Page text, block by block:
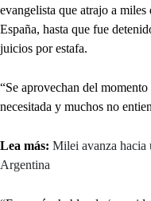
evangelista que atrajo a
España, hasta que fue
juicios por estafa.
“Se aprovechan del
necesitada y muchos no
Lea más: Milei avanza hacia
Argentina